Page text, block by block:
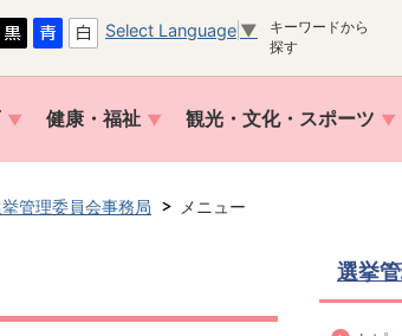
Select Language ▼
キーワードから
探す
健康・福祉 観光・文化・スポーツ
管理委員会事務局 メニュー
選挙